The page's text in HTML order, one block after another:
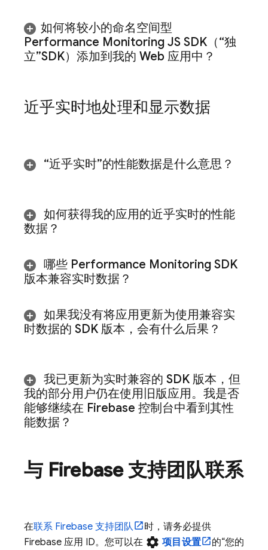
如何将较小的命名空间型
Performance Monitoring JS SDK（“独
立”SDK）添加到我的 Web 应用中？
近乎实时地处理和显示数据
“近乎实时”的性能数据是什么意思？
如何获得我的应用的近乎实时的性能
数据？
哪些 Performance Monitoring SDK
版本兼容实时数据？
如果我没有将应用更新为使用兼容实
时数据的 SDK 版本，会有什么后果？
我已更新为实时兼容的 SDK 版本，但
我的部分用户仍在使用旧版应用。我是否
能够继续在 Firebase 控制台中看到其性
能数据？
与 Firebase 支持团队联系
在联系 Firebase 支持团队
时，请务必提供
Firebase 应用 ID。您可以在 settings 项目设置
的“您的